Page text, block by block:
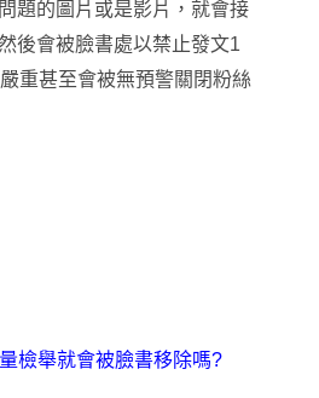
題的圖片或是影片，就會接
後會被臉書處以禁止發文1
重甚至會被無預警關閉粉絲
檢舉就會被臉書移除嗎?